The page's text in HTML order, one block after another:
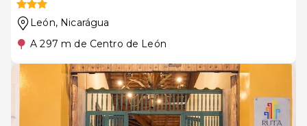
León, Nicarágua
A 297 m de Centro de León